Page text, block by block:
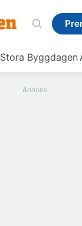
Stora Byggdagen